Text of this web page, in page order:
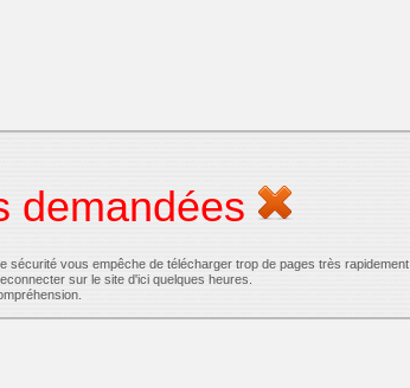
demandées
sécurité vous empêche de télécharger trop de pages très rapidement
sur le site d'ici quelques heures.